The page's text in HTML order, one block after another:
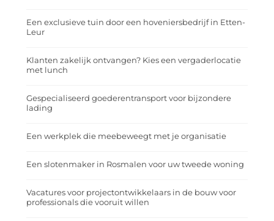
Een exclusieve tuin door een hoveniersbedrijf in Etten-
Leur
Klanten zakelijk ontvangen? Kies een vergaderlocatie
met lunch
Gespecialiseerd goederentransport voor bijzondere
lading
Een werkplek die meebeweegt met je organisatie
Een slotenmaker in Rosmalen voor uw tweede woning
Vacatures voor projectontwikkelaars in de bouw voor
professionals die vooruit willen